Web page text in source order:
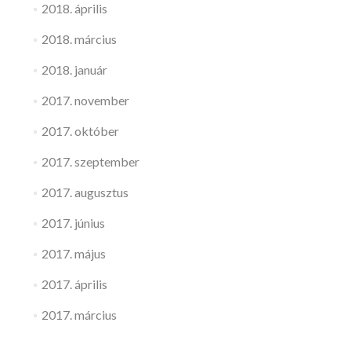
2018. április
2018. március
2018. január
2017. november
2017. október
2017. szeptember
2017. augusztus
2017. június
2017. május
2017. április
2017. március